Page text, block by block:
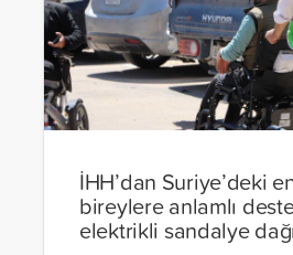
İHH’dan Suriye’deki
bireylere anlamlı
elektrikli sandalye